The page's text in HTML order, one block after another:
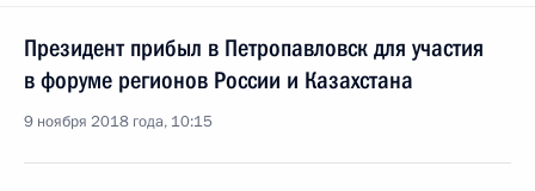
Президент прибыл в Петропавловск для участия
в форуме регионов России и Казахстана
9 ноября 2018 года, 10:15